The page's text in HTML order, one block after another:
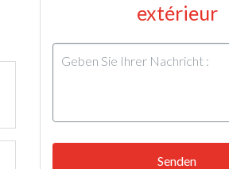
extérieur
Senden